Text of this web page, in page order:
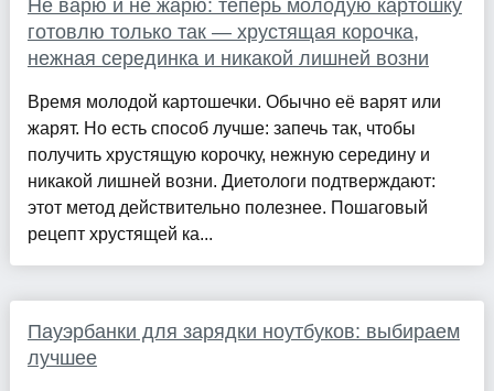
Не варю и не жарю: теперь молодую картошку
готовлю только так — хрустящая корочка,
нежная серединка и никакой лишней возни
Время молодой картошечки. Обычно её варят или
жарят. Но есть способ лучше: запечь так, чтобы
получить хрустящую корочку, нежную середину и
никакой лишней возни. Диетологи подтверждают:
этот метод действительно полезнее. Пошаговый
рецепт хрустящей ка...
Пауэрбанки для зарядки ноутбуков: выбираем
лучшее